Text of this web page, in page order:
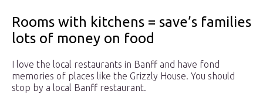
Rooms with kitchens = save’s families
lots of money on food
I love the local restaurants in Banff and have fond
memories of places like the Grizzly House. You should
stop by a local Banff restaurant.